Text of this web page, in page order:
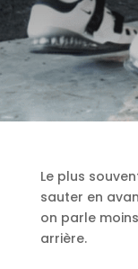
Le plus
sauter en
on parle
arrière.